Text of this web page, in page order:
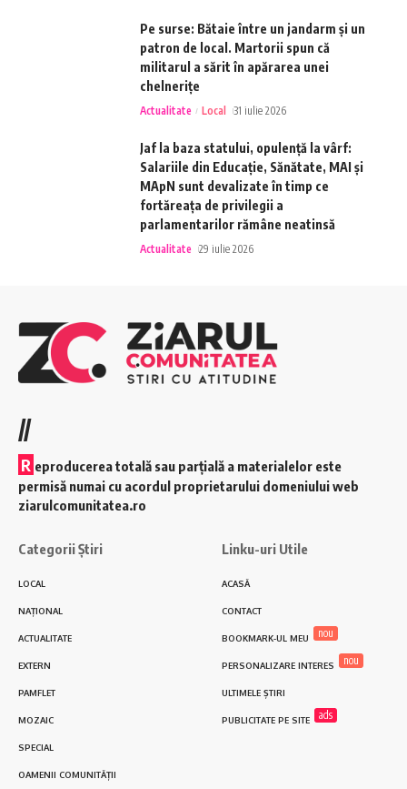
Pe surse: Bătaie între un jandarm și un
patron de local. Martorii spun că
militarul a sărit în apărarea unei
chelnerițe
Actualitate Local 31 iulie 2026
Jaf la baza statului, opulență la vârf:
Salariile din Educație, Sănătate, MAI și
MApN sunt devalizate în timp ce
fortăreața de privilegii a
parlamentarilor rămâne neatinsă
Actualitate 29 iulie 2026
//
R eproducerea totală sau parțială a materialelor este
permisă numai cu acordul proprietarului domeniului web
ziarulcomunitatea.ro
Categorii Știri
LOCAL
NAȚIONAL
ACTUALITATE
EXTERN
PAMFLET
MOZAIC
SPECIAL
OAMENII COMUNITĂȚII
Linku-uri Utile
ACASĂ
CONTACT
BOOKMARK-UL MEU nou
PERSONALIZARE INTERES nou
ULTIMELE ȘTIRI
PUBLICITATE PE SITE ads